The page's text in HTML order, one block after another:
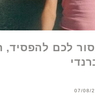
לכם להפסיד,
07/08/